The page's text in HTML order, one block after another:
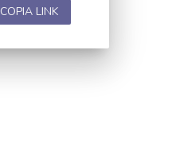
COPIA LINK